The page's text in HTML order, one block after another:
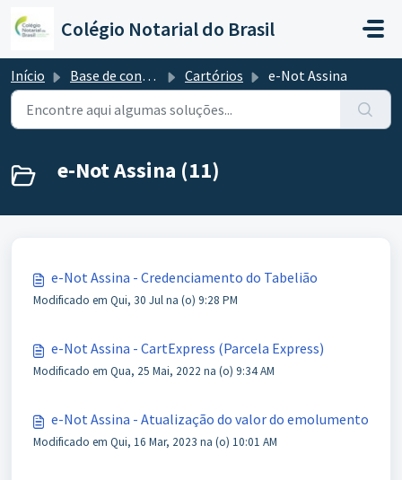
Colégio Notarial do Brasil
Início Base de conhecimento Cartórios e-Not Assina
e-Not Assina (11)
e-Not Assina - Credenciamento do Tabelião
Modificado em Qui, 30 Jul na (o) 9:28 PM
e-Not Assina - CartExpress (Parcela Express)
Modificado em Qua, 25 Mai, 2022 na (o) 9:34 AM
e-Not Assina - Atualização do valor do emolumento
Modificado em Qui, 16 Mar, 2023 na (o) 10:01 AM